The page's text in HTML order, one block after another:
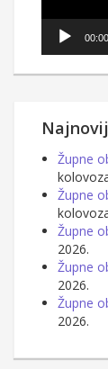
00:00
Župne
Župne
Župne
2026.
Župne
2026.
Župne
2026.